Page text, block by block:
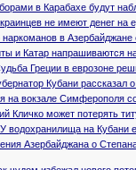
в Карабахе будут
не имеют денег на
в Азербайджане
и Катар напрашиваются
Греции в еврозоне
Кубани рассказал
на вокзале Симферополя
Кличко может потерять
водохранилища на Кубани
Азербайджана о